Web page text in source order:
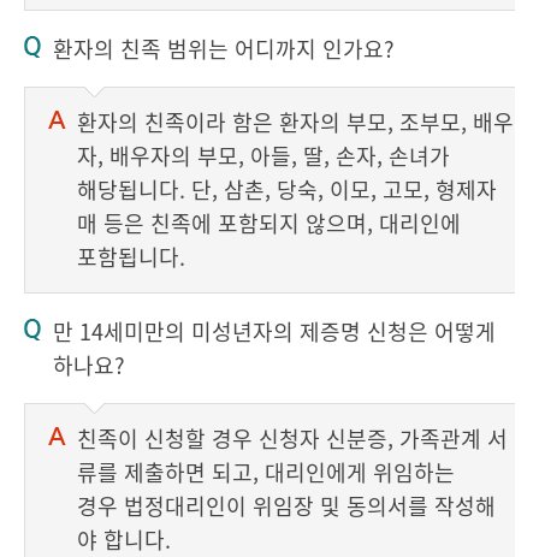
환자의 친족 범위는 어디까지 인가요?
환자의 친족이라 함은 환자의 부모, 조부모, 배우
자, 배우자의 부모, 아들, 딸, 손자, 손녀가
해당됩니다. 단, 삼촌, 당숙, 이모, 고모, 형제자
매 등은 친족에 포함되지 않으며, 대리인에
포함됩니다.
만 14세미만의 미성년자의 제증명 신청은 어떻게
하나요?
친족이 신청할 경우 신청자 신분증, 가족관계 서
류를 제출하면 되고, 대리인에게 위임하는
경우 법정대리인이 위임장 및 동의서를 작성해
야 합니다.